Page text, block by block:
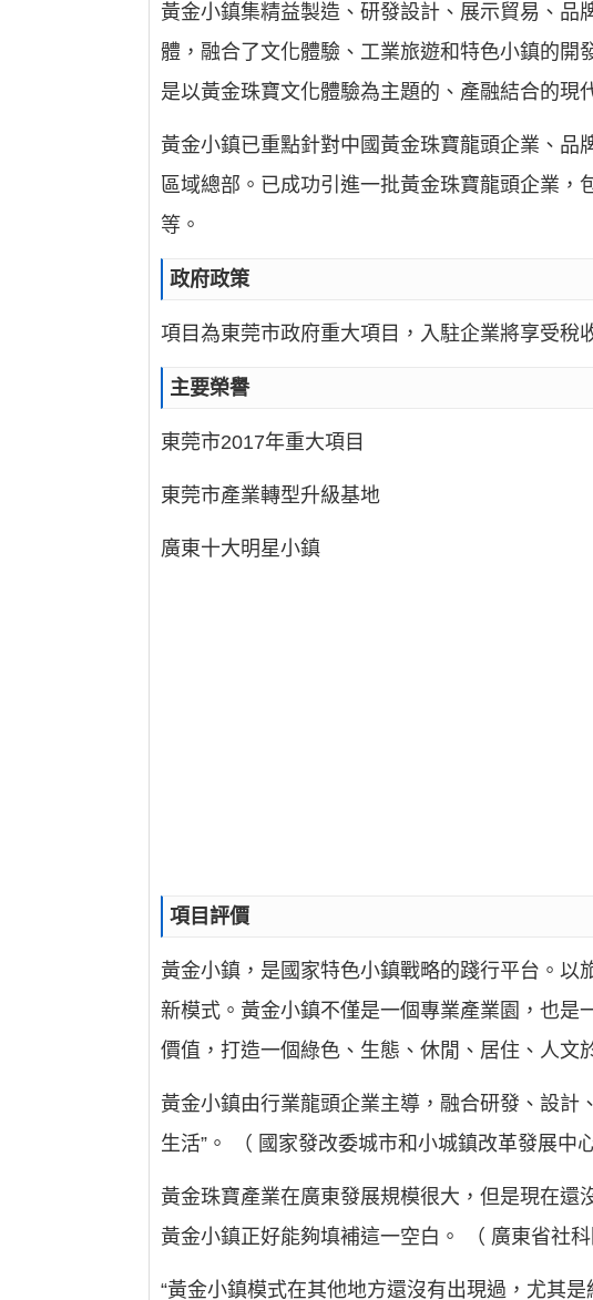
黃金小鎮集精益製造、研發設計、展示貿易、
體，融合了文化體驗、工業旅遊和特色小鎮的開
是以黃金珠寶文化體驗為主題的、產融結合的現
黃金小鎮已重點針對中國黃金珠寶龍頭企業、
區域總部。已成功引進一批黃金珠寶龍頭企業
等。
政府政策
項目為東莞市政府重大項目，入駐企業將享受稅
主要榮譽
東莞市2017年重大項目
東莞市產業轉型升級基地
廣東十大明星小鎮
項目評價
黃金小鎮，是國家特色小鎮戰略的踐行平台。
新模式。黃金小鎮不僅是一個專業產業園，也
價值，打造一個綠色、生態、休閒、居住、人文
黃金小鎮由行業龍頭企業主導，融合研發、設計
生活”。 （ 國家發改委城市和小城鎮改革發展中
黃金珠寶產業在廣東發展規模很大，但是現在
黃金小鎮正好能夠填補這一空白。 （ 廣東省社
“黃金小鎮模式在其他地方還沒有出現過，尤其